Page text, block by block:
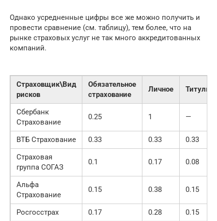
Однако усредненные цифры все же можно получить и
провести сравнение (см. таблицу), тем более, что на
рынке страховых услуг не так много аккредитованных
компаний.
Страховщик\Вид
рисков
Обязательное
страхование
Личное
Сбербанк
Страхование
0.25 1 —
ВТБ Страхование 0.33 0.33
0.33
Страховая
группа СОГАЗ
0.1 0.17 0.08
Альфа
Страхование
0.15 0.38 0.15
Росгосстрах 0.17 0.28
0.15